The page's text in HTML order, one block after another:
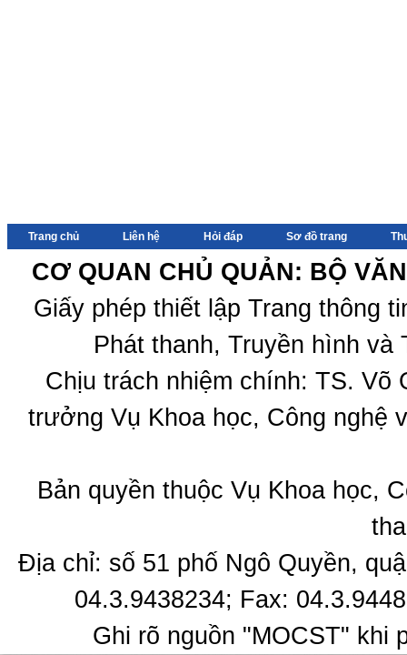
Trang chủ Liên hệ Hỏi đáp Sơ đồ trang
CƠ QUAN CHỦ QUẢN: BỘ
Giấy phép thiết lập Trang thông
Phát thanh, Truyền hình
Chịu trách nhiệm chính: TS.
trưởng Vụ Khoa học, Công nghệ
Bản quyền thuộc Vụ Khoa học,
Địa chỉ: số 51 phố Ngô Quyền,
04.3.9438234; Fax:
Ghi rõ nguồn "MOCST" khi